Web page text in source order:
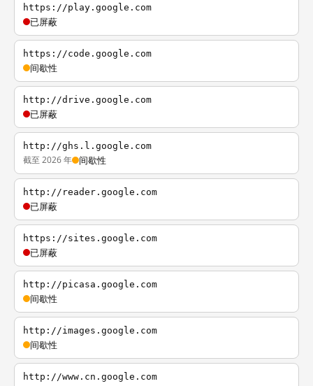
https://play.google.com
已屏蔽
https://code.google.com
间歇性
http://drive.google.com
已屏蔽
http://ghs.l.google.com
截至 2026 年 间歇性
http://reader.google.com
已屏蔽
https://sites.google.com
已屏蔽
http://picasa.google.com
间歇性
http://images.google.com
间歇性
http://www.cn.google.com